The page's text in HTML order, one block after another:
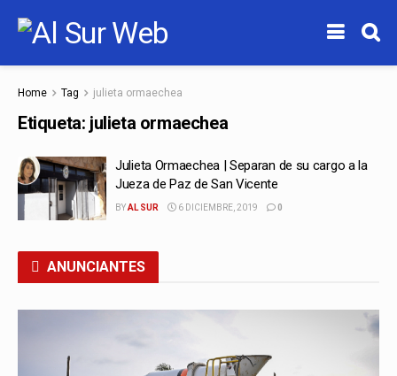
Home Tag julieta ormaechea
Etiqueta: julieta ormaechea
Julieta Ormaechea | Separan de su cargo a la
Jueza de Paz de San Vicente
BYAL SUR 6 DICIEMBRE, 2019 0
ANUNCIANTES